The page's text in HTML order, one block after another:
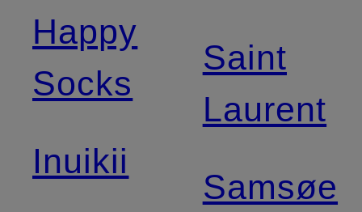
Happy
Socks
Inuikii
Saint
Laurent
Samsøe